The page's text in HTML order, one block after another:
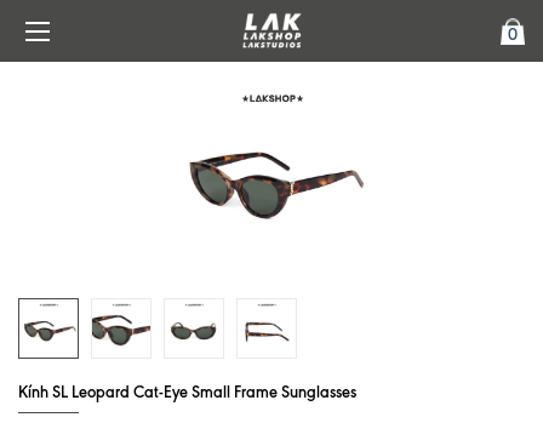
0
Kính SL Leopard Cat-Eye Small Frame Sunglasses